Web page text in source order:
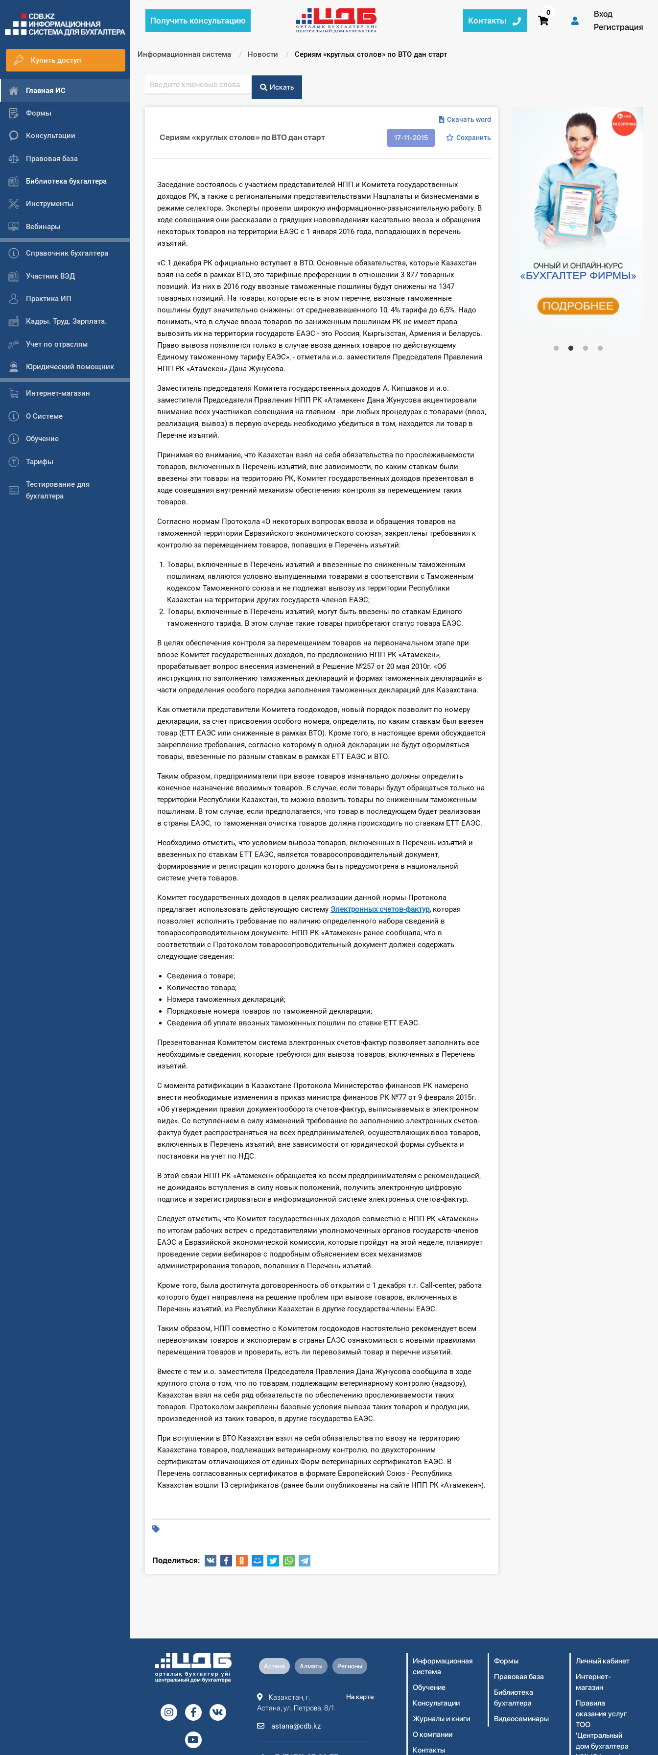
Купить доступ
Главная ИС
Формы
Консультации
Правовая база
Библиотека бухгалтера
Инструменты
Вебинары
Справочник бухгалтера
Участник ВЭД
Практика ИП
Кадры. Труд. Зарплата.
Учет по отраслям
Юридический помощник
Интернет-магазин
О Системе
Обучение
Тарифы
Тестирование для
бухгалтера
Получить консультацию Контакты
0
Вход
Регистрация
Информационная система Новости Текущий:
Сериям «круглых столов» по ВТО дан старт
Искать
Скачать word
Сериям «круглых столов» по ВТО дан старт 17-11-2015 Сохранить
Заседание состоялось с участием представителей НПП и Комитета государственных
доходов РК, а также с региональными представительствами Нацпалаты и бизнесменами в
режиме селектора. Эксперты провели широкую информационно-разъяснительную работу. В
ходе совещания они рассказали о грядущих нововведениях касательно ввоза и обращения
некоторых товаров на территории ЕАЭС с 1 января 2016 года, попадающих в перечень
изъятий.
«С 1 декабря РК официально вступает в ВТО. Основные обязательства, которые Казахстан
взял на себя в рамках ВТО, это тарифные преференции в отношении 3 877 товарных
позиций. Из них в 2016 году ввозные таможенные пошлины будут снижены на 1347
товарных позиций. На товары, которые есть в этом перечне, ввозные таможенные
пошлины будут значительно снижены: от средневзвешенного 10, 4% тарифа до 6,5%. Надо
понимать, что в случае ввоза товаров по заниженным пошлинам РК не имеет права
вывозить их на территории государств ЕАЭС - это Россия, Кыргызстан, Армения и Беларусь.
Право вывоза появляется только в случае ввоза данных товаров по действующему
Единому таможенному тарифу ЕАЭС», - отметила и.о. заместителя Председателя Правления
НПП РК «Атамекен» Дана Жунусова.
Заместитель председателя Комитета государственных доходов А. Кипшаков и и.о.
заместителя Председателя Правления НПП РК «Атамекен» Дана Жунусова акцентировали
внимание всех участников совещания на главном - при любых процедурах с товарами (ввоз,
реализация, вывоз) в первую очередь необходимо убедиться в том, находится ли товар в
Перечне изъятий.
Принимая во внимание, что Казахстан взял на себя обязательства по прослеживаемости
товаров, включенных в Перечень изъятий, вне зависимости, по каким ставкам были
ввезены эти товары на территорию РК, Комитет государственных доходов презентовал в
ходе совещания внутренний механизм обеспечения контроля за перемещением таких
товаров.
Согласно нормам Протокола «О некоторых вопросах ввоза и обращения товаров на
таможенной территории Евразийского экономического союза», закреплены требования к
контролю за перемещением товаров, попавших в Перечень изъятий:
Товары, включенные в Перечень изъятий и ввезенные по сниженным таможенным
пошлинам, являются условно выпущенными товарами в соответствии с Таможенным
кодексом Таможенного союза и не подлежат вывозу из территории Республики
Казахстан на территории других государств-членов ЕАЭС;
Товары, включенные в Перечень изъятий, могут быть ввезены по ставкам Единого
таможенного тарифа. В этом случае такие товары приобретают статус товара ЕАЭС.
В целях обеспечения контроля за перемещением товаров на первоначальном этапе при
ввозе Комитет государственных доходов, по предложению НПП РК «Атамекен»,
прорабатывает вопрос внесения изменений в Решение №257 от 20 мая 2010г. «Об
инструкциях по заполнению таможенных деклараций и формах таможенных деклараций» в
части определения особого порядка заполнения таможенных деклараций для Казахстана.
Как отметили представители Комитета госдоходов, новый порядок позволит по номеру
декларации, за счет присвоения особого номера, определить, по каким ставкам был ввезен
товар (ЕТТ ЕАЭС или сниженные в рамках ВТО). Кроме того, в настоящее время обсуждается
закрепление требования, согласно которому в одной декларации не будут оформляться
товары, ввезенные по разным ставкам в рамках ЕТТ ЕАЭС и ВТО.
Таким образом, предприниматели при ввозе товаров изначально должны определить
конечное назначение ввозимых товаров. В случае, если товары будут обращаться только на
территории Республики Казахстан, то можно ввозить товары по сниженным таможенным
пошлинам. В том случае, если предполагается, что товар в последующем будет реализован
в страны ЕАЭС, то таможенная очистка товаров должна происходить по ставкам ЕТТ ЕАЭС.
Необходимо отметить, что условием вывоза товаров, включенных в Перечень изъятий и
ввезенных по ставкам ЕТТ ЕАЭС, является товаросопроводительный документ,
формирование и регистрация которого должна быть предусмотрена в национальной
системе учета товаров.
Комитет государственных доходов в целях реализации данной нормы Протокола
предлагает использовать действующую систему Электронных счетов-фактур, которая
позволяет исполнить требование по наличию определенного набора сведений в
товаросопроводительном документе. НПП РК «Атамекен» ранее сообщала, что в
соответствии с Протоколом товаросопроводительный документ должен содержать
следующие сведения:
Сведения о товаре;
Количество товара;
Номера таможенных деклараций;
Порядковые номера товаров по таможенной декларации;
Сведения об уплате ввозных таможенных пошлин по ставке ЕТТ ЕАЭС.
Презентованная Комитетом система электронных счетов-фактур позволяет заполнить все
необходимые сведения, которые требуются для вывоза товаров, включенных в Перечень
изъятий.
С момента ратификации в Казахстане Протокола Министерство финансов РК намерено
внести необходимые изменения в приказ министра финансов РК №77 от 9 февраля 2015г.
«Об утверждении правил документооборота счетов-фактур, выписываемых в электронном
виде». Со вступлением в силу изменений требование по заполнению электронных счетов-
фактур будет распространяться на всех предпринимателей, осуществляющих ввоз товаров,
включенных в Перечень изъятий, вне зависимости от юридической формы субъекта и
постановки на учет по НДС.
В этой связи НПП РК «Атамекен» обращается ко всем предпринимателям с рекомендацией,
не дожидаясь вступления в силу новых положений, получить электронную цифровую
подпись и зарегистрироваться в информационной системе электронных счетов-фактур.
Следует отметить, что Комитет государственных доходов совместно с НПП РК «Атамекен»
по итогам рабочих встреч с представителями уполномоченных органов государств-членов
ЕАЭС и Евразийской экономической комиссии, которые пройдут на этой неделе, планирует
проведение серии вебинаров с подробным объяснением всех механизмов
администрирования товаров, попавших в Перечень изъятий.
Кроме того, была достигнута договоренность об открытии с 1 декабря т.г. Call-center, работа
которого будет направлена на решение проблем при вывозе товаров, включенных в
Перечень изъятий, из Республики Казахстан в другие государства-члены ЕАЭС.
Таким образом, НПП совместно с Комитетом госдоходов настоятельно рекомендует всем
перевозчикам товаров и экспортерам в страны ЕАЭС ознакомиться с новыми правилами
перемещения товаров и проверить, есть ли перевозимый товар в перечне изъятий.
Вместе с тем и.о. заместителя Председателя Правления Дана Жунусова сообщила в ходе
круглого стола о том, что по товарам, подлежащим ветеринарному контролю (надзору),
Казахстан взял на себя ряд обязательств по обеспечению прослеживаемости таких
товаров. Протоколом закреплены базовые условия вывоза таких товаров и продукции,
произведенной из таких товаров, в другие государства ЕАЭС.
При вступлении в ВТО Казахстан взял на себя обязательства по ввозу на территорию
Казахстана товаров, подлежащих ветеринарному контролю, по двухсторонним
сертификатам отличающихся от единых Форм ветеринарных сертификатов ЕАЭС. В
Перечень согласованных сертификатов в формате Европейский Союз - Республика
Казахстан вошли 13 сертификатов (ранее были опубликованы на сайте НПП РК «Атамекен»).
Поделиться:
Астана Алматы Регионы
Казахстан, г.
Астана, ул. Петрова, 8/1
astana@cdb.kz
На карте
Информационная
система
Обучение
Консультации
Журналы и книги
О компании
Контакты
Формы
Правовая база
Библиотека
бухгалтера
Видеосеминары
Личный кабинет
Интернет-
магазин
Правила
оказания услуг
ТОО
'Центральный
дом бухгалтера